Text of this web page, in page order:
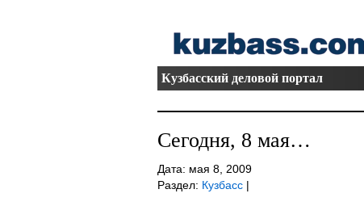
Кузбасский деловой портал
Сегодня, 8 мая…
Дата: мая 8, 2009
Раздел: Кузбасс|